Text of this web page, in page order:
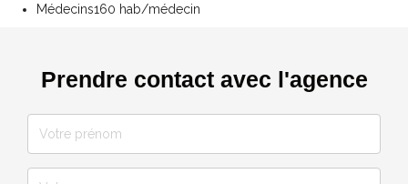
Médecins160 hab/médecin
Prendre contact avec l'agence